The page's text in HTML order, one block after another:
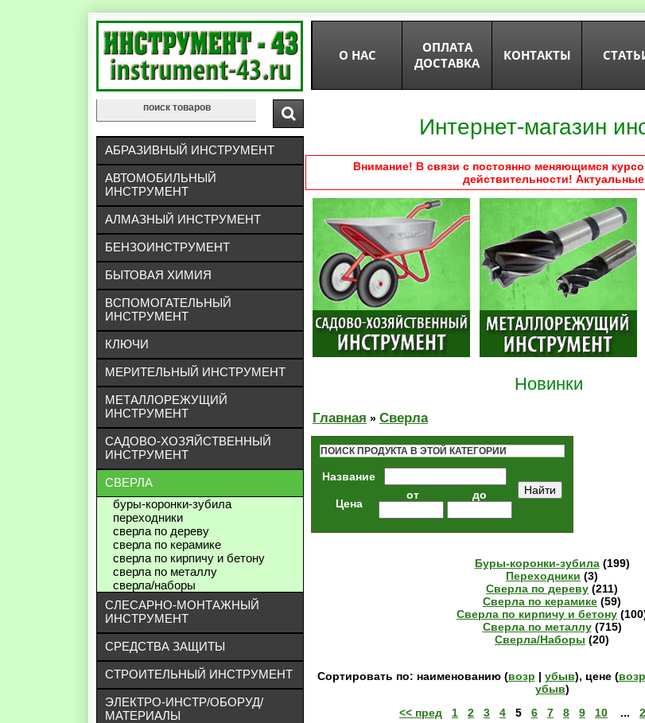
О НАС
ОПЛАТА
ДОСТАВКА
КОНТАКТЫ
АБРАЗИВНЫЙ ИНСТРУМЕНТ
АВТОМОБИЛЬНЫЙ
ИНСТРУМЕНТ
АЛМАЗНЫЙ ИНСТРУМЕНТ
БЕНЗОИНСТРУМЕНТ
БЫТОВАЯ ХИМИЯ
ВСПОМОГАТЕЛЬНЫЙ
ИНСТРУМЕНТ
КЛЮЧИ
МЕРИТЕЛЬНЫЙ ИНСТРУМЕНТ
МЕТАЛЛОРЕЖУЩИЙ
ИНСТРУМЕНТ
САДОВО-ХОЗЯЙСТВЕННЫЙ
ИНСТРУМЕНТ
СВЕРЛА
буры-коронки-зубила
переходники
сверла по дереву
сверла по керамике
сверла по кирпичу и бетону
сверла по металлу
сверла/наборы
СЛЕСАРНО-МОНТАЖНЫЙ
ИНСТРУМЕНТ
СРЕДСТВА ЗАЩИТЫ
СТРОИТЕЛЬНЫЙ ИНСТРУМЕНТ
ЭЛЕКТРО-ИНСТР/ОБОРУД/
МАТЕРИАЛЫ
Интернет-магазин
Внимание! В связи с постоянно меняющимся
действительности!
Новинки
Главная » Сверла
ПОИСК ПРОДУКТА В ЭТОЙ КАТЕГОРИИ
Название
Цена
от до
Буры-коронки-зубила(199)
Переходники (3)
Сверла по дереву (211)
Сверла по керамике (59)
Сверла по кирпичу и бетону
Сверла по металлу(715)
Сверла/Наборы (20)
Сортировать по: наименованию (возр | убыв), цене (возр
убыв)
<< пред
1 2 3 4 5 6 7 8 9 10 ...